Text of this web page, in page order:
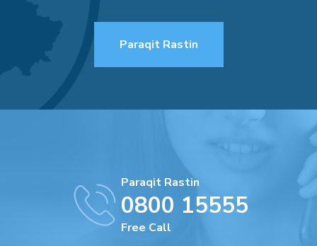
Paraqit Rastin
Paraqit Rastin
0800 15555
Free Call